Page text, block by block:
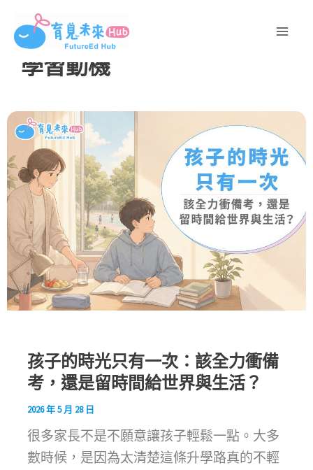
容
學習動機
孩子的時光只有一次：該全力衝備
考，還是留時間給世界與生活？
2026 年 5 月 28 日
很多家長不是不願意讓孩子輕鬆一點。大多
數時候，是因為太清楚這條升學路真的不輕